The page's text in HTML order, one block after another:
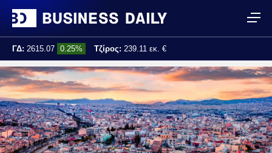
ΓΔ: 2615.07 0.25% Τζίρος: 239.11 εκ. €
Τελ. ενημέρωση: 17:25:01